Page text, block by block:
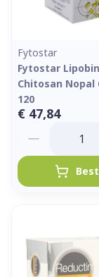
Fytostar
Fytostar
Chitosan Nopal
120
€ 47,84